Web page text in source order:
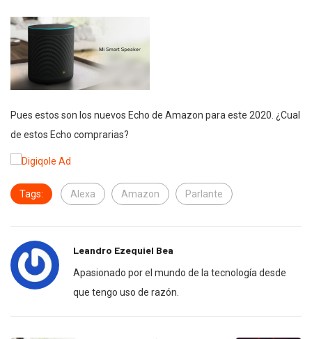
Pues estos son los nuevos Echo de Amazon para este 2020. ¿Cual
de estos Echo comprarias?
Tags: Alexa Amazon Parlante
Leandro Ezequiel Bea
Apasionado por el mundo de la tecnología desde
que tengo uso de razón.